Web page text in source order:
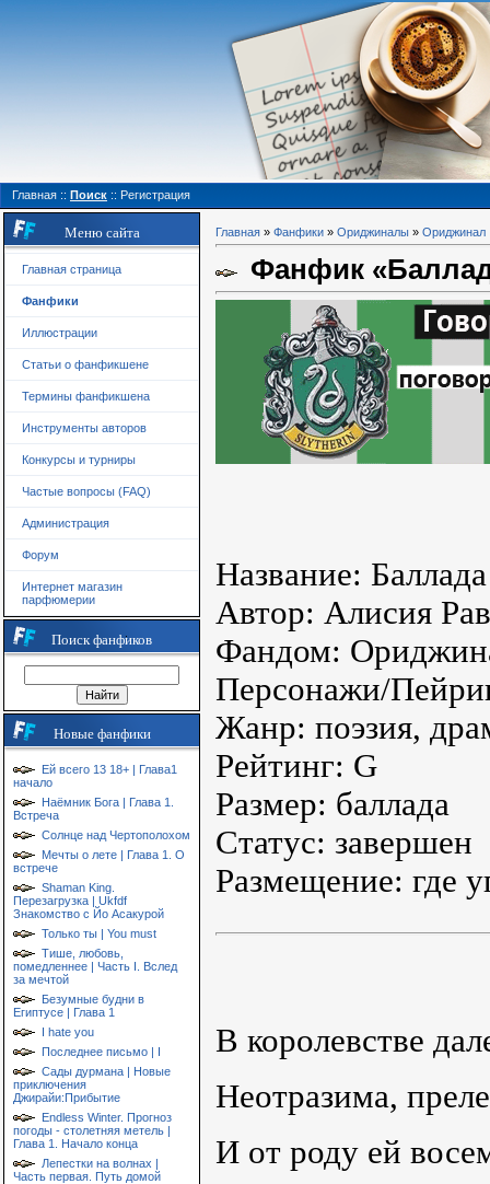
Главная :: Поиск :: Регистрация
Меню сайта
Главная страница
Фанфики
Иллюстрации
Статьи о фанфикшене
Термины фанфикшена
Инструменты авторов
Конкурсы и турниры
Частые вопросы (FAQ)
Администрация
Форум
Интернет магазин
парфюмерии
Поиск фанфиков
Новые фанфики
Ей всего 13 18+ | Глава1
начало
Наёмник Бога | Глава 1.
Встреча
Солнце над Чертополохом
Мечты о лете | Глава 1. О
встрече
Shaman King.
Перезагрузка | Ukfdf
Знакомство с Йо Асакурой
Только ты | You must
Тише, любовь,
помедленнее | Часть I. Вслед
за мечтой
Безумные будни в
Египтусе | Глава 1
I hate you
Последнее письмо | I
Сады дурмана | Новые
приключения
Джирайи:Прибытие
Endless Winter. Прогноз
погоды - столетняя метель |
Глава 1. Начало конца
Лепестки на волнах |
Часть первая. Путь домой
Главная » Фанфики » Ориджиналы » Ориджинал
Фанфик
Название:
Автор: Алисия
Фандом:
Персонажи/
Жанр: поэзия,
Рейтинг: G
Размер: баллада
Статус: завершен
Размещение: где
В королевстве
Неотразима,
И от роду ей